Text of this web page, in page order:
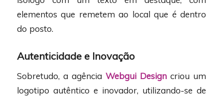
elementos que remetem ao local que é dentro
do posto.
Autenticidade e Inovação
Sobretudo, a agência Webgui Design criou um
logotipo autêntico e inovador, utilizando-se de